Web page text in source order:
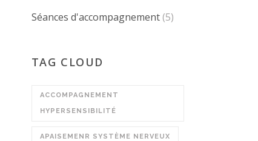
Séances d'accompagnement(5)
TAG CLOUD
ACCOMPAGNEMENT
HYPERSENSIBILITÉ
APAISEMENR SYSTÈME NERVEUX